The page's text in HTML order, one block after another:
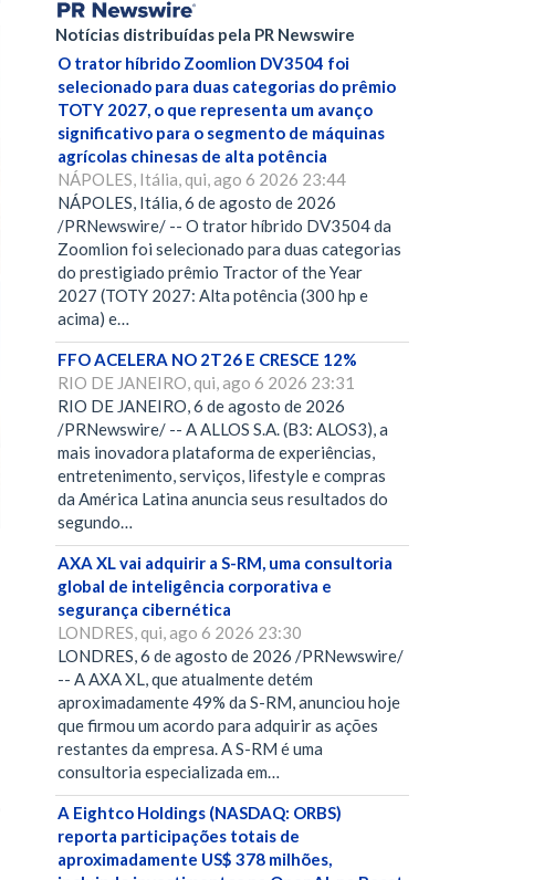
Notícias distribuídas pela PR Newswire
O trator híbrido Zoomlion DV3504 foi
selecionado para duas categorias do prêmio
TOTY 2027, o que representa um avanço
significativo para o segmento de máquinas
agrícolas chinesas de alta potência
NÁPOLES, Itália, qui, ago 6 2026 23:44
NÁPOLES, Itália, 6 de agosto de 2026
/PRNewswire/ -- O trator híbrido DV3504 da
Zoomlion foi selecionado para duas categorias
do prestigiado prêmio Tractor of the Year
2027 (TOTY 2027: Alta potência (300 hp e
acima) e…
FFO ACELERA NO 2T26 E CRESCE 12%
RIO DE JANEIRO, qui, ago 6 2026 23:31
RIO DE JANEIRO, 6 de agosto de 2026
/PRNewswire/ -- A ALLOS S.A. (B3: ALOS3), a
mais inovadora plataforma de experiências,
entretenimento, serviços, lifestyle e compras
da América Latina anuncia seus resultados do
segundo…
AXA XL vai adquirir a S-RM, uma consultoria
global de inteligência corporativa e
segurança cibernética
LONDRES, qui, ago 6 2026 23:30
LONDRES, 6 de agosto de 2026 /PRNewswire/
-- A AXA XL, que atualmente detém
aproximadamente 49% da S-RM, anunciou hoje
que firmou um acordo para adquirir as ações
restantes da empresa. A S-RM é uma
consultoria especializada em…
A Eightco Holdings (NASDAQ: ORBS)
reporta participações totais de
aproximadamente US$ 378 milhões,